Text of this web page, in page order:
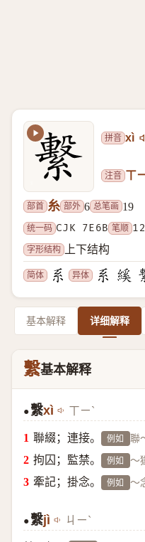
拼音 xì
注音 ㄒ
部首 糸 部外 6 总笔画 19
统一码 CJK 7E6B 笔顺
字形结构
上下结构
简体 异体
基本解释 详细解释
繫基本解释
● 繫xì ㄒㄧˋ
聯綴；連接。 例如 聯
拘囚；監禁。 例如 ～
牽記；掛念。 例如 ～
● 繫jì ㄐㄧˋ